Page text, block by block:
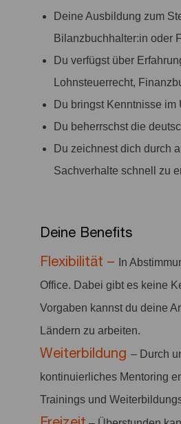
Deine Ausbildung zum
Bilanzbuchhalter:in oder
Du verfügst über
Lohnsteuerrecht,
Du bringst Kenntnisse
Du beherrschst die
Du zeichnest dich durch
Sachverhalte schnell zu
Deine Benefits
Flexibilität –
In
Office. Dabei gibt es keine
Vorgaben kannst du deine
Ländern zu arbeiten.
Weiterbildung – Durch
kontinuierliches Mentoring
Trainings und